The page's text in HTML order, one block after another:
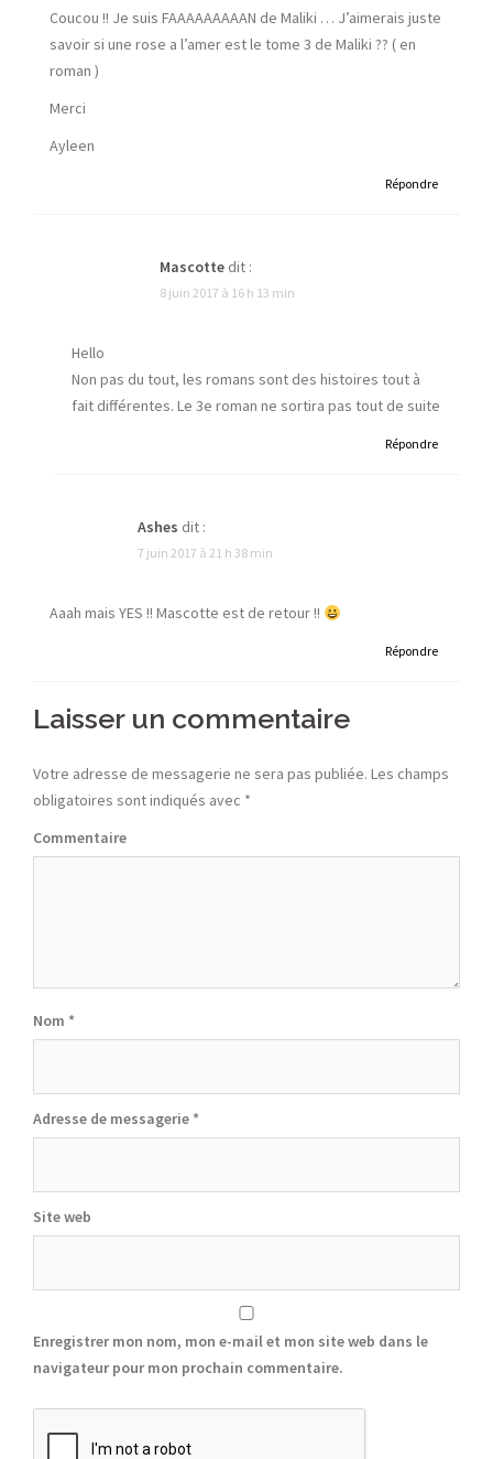
Coucou !! Je suis FAAAAAAAAAN de Maliki … J’aimerais juste
savoir si une rose a l’amer est le tome 3 de Maliki ?? ( en
roman )
Merci
Ayleen
Répondre
Mascotte dit :
8 juin 2017 à 16 h 13 min
Hello
Non pas du tout, les romans sont des histoires tout à
fait différentes. Le 3e roman ne sortira pas tout de suite
Répondre
Ashes dit :
7 juin 2017 à 21 h 38 min
Aaah mais YES !! Mascotte est de retour !!
Répondre
Laisser un commentaire
Votre adresse de messagerie ne sera pas publiée. Les champs
obligatoires sont indiqués avec *
Commentaire
Nom *
Adresse de messagerie *
Site web
Enregistrer mon nom, mon e-mail et mon site web dans le
navigateur pour mon prochain commentaire.